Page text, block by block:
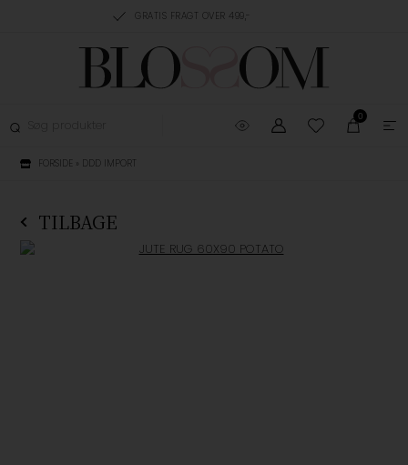
GRATIS FRAGT OVER 499,-
0
FORSIDE » DDD IMPORT
TILBAGE